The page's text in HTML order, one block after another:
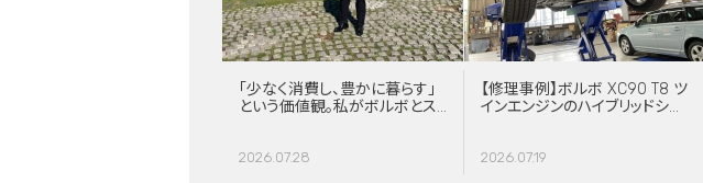
「少なく消費し、豊かに暮らす」
という価値観。私がボルボとス
2026.07.28
【修理事例】ボルボ XC90 T8 ツ
インエンジンのハイブリッドシス
レッサー交換
2026.07.19